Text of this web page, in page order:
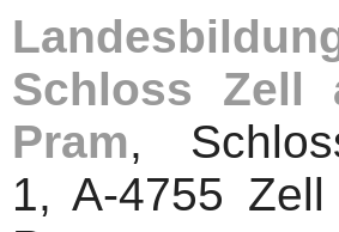
Schloss Zell
Pram,
1, A-4755